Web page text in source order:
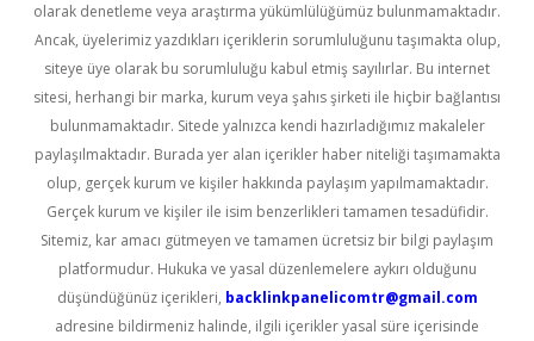
olarak denetleme veya araştırma yükümlülüğümüz bulunmamaktadır.
Ancak, üyelerimiz yazdıkları içeriklerin sorumluluğunu taşımakta olup,
siteye üye olarak bu sorumluluğu kabul etmiş sayılırlar. Bu internet
sitesi, herhangi bir marka, kurum veya şahıs şirketi ile hiçbir bağlantısı
bulunmamaktadır. Sitede yalnızca kendi hazırladığımız makaleler
paylaşılmaktadır. Burada yer alan içerikler haber niteliği taşımamakta
olup, gerçek kurum ve kişiler hakkında paylaşım yapılmamaktadır.
Gerçek kurum ve kişiler ile isim benzerlikleri tamamen tesadüfidir.
Sitemiz, kar amacı gütmeyen ve tamamen ücretsiz bir bilgi paylaşım
platformudur. Hukuka ve yasal düzenlemelere aykırı olduğunu
düşündüğünüz içerikleri, backlinkpanelicomtr@gmail.com
adresine bildirmeniz halinde, ilgili içerikler yasal süre içerisinde